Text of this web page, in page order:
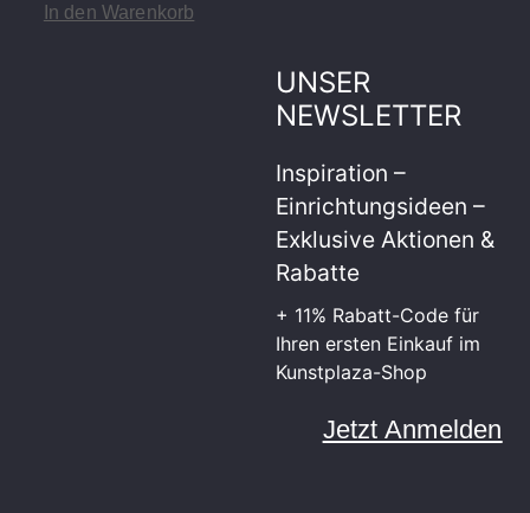
In den Warenkorb
UNSER
NEWSLETTER
Inspiration –
Einrichtungsideen –
Exklusive Aktionen &
Rabatte
+ 11% Rabatt-Code für
Ihren ersten Einkauf im
Kunstplaza-Shop
Jetzt Anmelden